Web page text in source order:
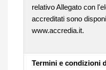
relativo Allegato con
accreditati sono
www.accredia.it.
Termini e condizioni